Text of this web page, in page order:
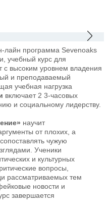
лайн программа Sevenoaks
учебный курс для
с высоким уровнем владения
и преподаваемый
учебная нагрузка
включает 2 3-часовых
и социальному лидерству.
научит
от плохих, а
чужую
Ученики
и культурных
вопросы,
рассматриваемых тем
новости и
завершается